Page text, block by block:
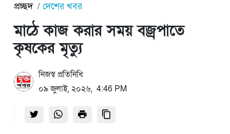
প্রচ্ছদ দেশের খবর
মাঠে কাজ করার সময় বজ্রপাতে
কৃষকের মৃত্যু
নিজস্ব প্রতিনিধি
০৯ জুলাই, ২০২৬, 4:46 PM